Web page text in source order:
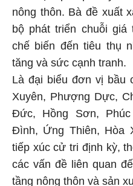
nông thôn. Bà đề xuất
bộ phát triển chuỗi giá
chế biến đến tiêu thụ
tăng và sức cạnh tranh.
Là đại biểu đơn vị bầu
Xuyên, Phượng Dực,
Đức, Hồng Sơn,
Đình, Ứng Thiên, Hòa
tiếp xúc cử tri định kỳ,
các vấn đề liên quan
tầng nông thôn và sản